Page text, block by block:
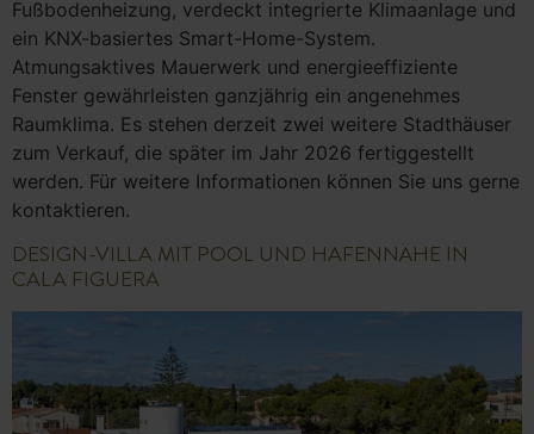
Fußbodenheizung, verdeckt integrierte Klimaanlage und
ein KNX-basiertes Smart-Home-System.
Atmungsaktives Mauerwerk und energieeffiziente
Fenster gewährleisten ganzjährig ein angenehmes
Raumklima. Es stehen derzeit zwei weitere Stadthäuser
zum Verkauf, die später im Jahr 2026 fertiggestellt
werden. Für weitere Informationen können Sie uns gerne
kontaktieren.
DESIGN-VILLA MIT POOL UND HAFENNÄHE IN
CALA FIGUERA